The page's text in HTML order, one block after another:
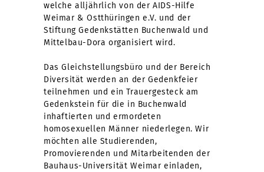
welche alljährlich von der AIDS-Hilfe
Weimar & Ostthüringen e.V. und der
Stiftung Gedenkstätten Buchenwald und
Mittelbau-Dora organisiert wird.
Das Gleichstellungsbüro und der Bereich
Diversität werden an der Gedenkfeier
teilnehmen und ein Trauergesteck am
Gedenkstein für die in Buchenwald
inhaftierten und ermordeten
homosexuellen Männer niederlegen. Wir
möchten alle Studierenden,
Promovierenden und Mitarbeitenden der
Bauhaus-Universität Weimar einladen,